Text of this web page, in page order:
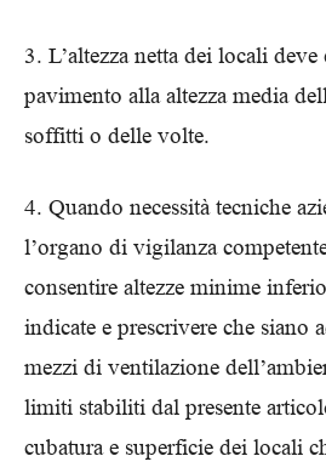
3. L’altezza netta dei locali deve
pavimento alla altezza media
soffitti o delle volte.
4. Quando necessità tecniche
l’organo di vigilanza
consentire altezze minime
indicate e prescrivere che siano
mezzi di ventilazione
limiti stabiliti dal presente
cubatura e superficie dei locali